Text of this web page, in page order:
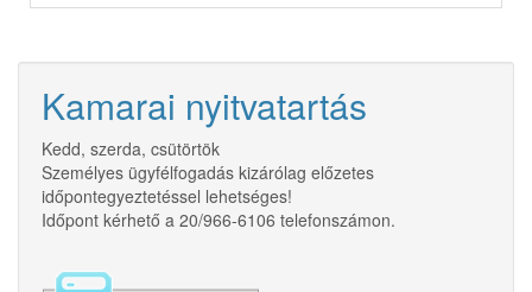
Kamarai nyitvatartás
Kedd, szerda, csütörtök
Személyes ügyfélfogadás kizárólag előzetes
időpontegyeztetéssel lehetséges!
Időpont kérhető a 20/966-6106 telefonszámon.